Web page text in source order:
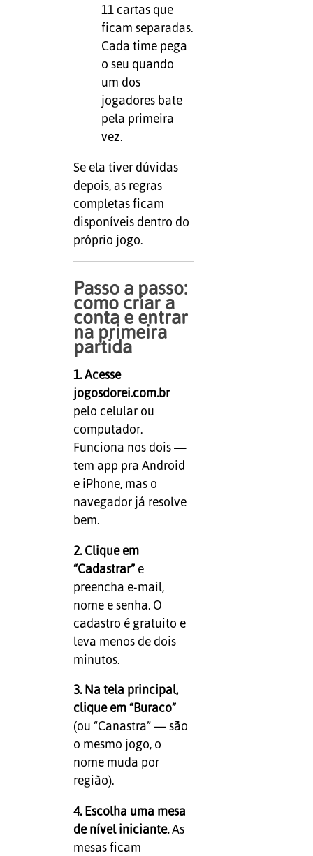
11 cartas que
ficam separadas.
Cada time pega
o seu quando
um dos
jogadores bate
pela primeira
vez.
Se ela tiver dúvidas
depois, as regras
completas ficam
disponíveis dentro do
próprio jogo.
Passo a passo:
como criar a
conta e entrar
na primeira
partida
1. Acesse
jogosdorei.com.br
pelo celular ou
computador.
Funciona nos dois —
tem app pra Android
e iPhone, mas o
navegador já resolve
bem.
2. Clique em
“Cadastrar”e
preencha e-mail,
nome e senha. O
cadastro é gratuito e
leva menos de dois
minutos.
3. Na tela principal,
clique em “Buraco”
(ou “Canastra” — são
o mesmo jogo, o
nome muda por
região).
4. Escolha uma mesa
de nível iniciante.As
mesas ficam